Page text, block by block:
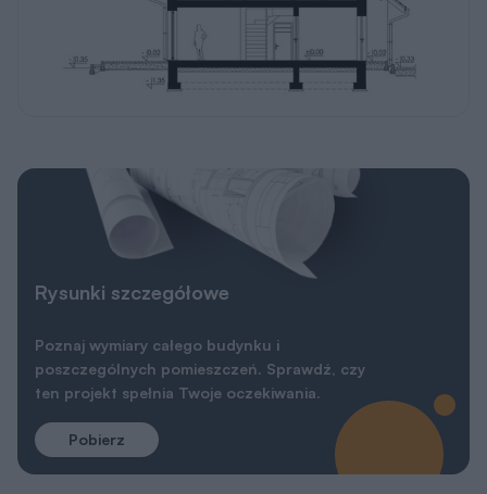
Rysunki szczegółowe
Poznaj wymiary całego budynku i
poszczególnych pomieszczeń. Sprawdź, czy
ten projekt spełnia Twoje oczekiwania.
Pobierz